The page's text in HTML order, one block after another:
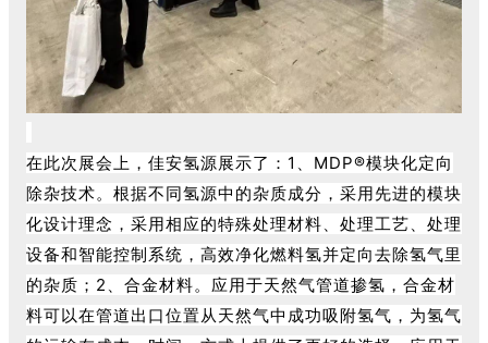
在此次展会上，佳安氢源展示了：1、 MDP®模块化定向
除杂技术。 根据不同氢源中 的杂质成分，采用先进的模块
化设计理念，采用相应的特殊处理材料、处理工艺、处理
设备和智能控制系统，高效净化燃料氢并定向去除氢气里
的杂质；2、 合金材料。 应用于天然气管道掺氢，合金材
料可以在管道出口位置从天然气中成功吸附氢气，为氢气